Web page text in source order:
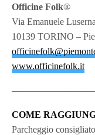
Officine Folk®
Via Emanuele
10139 TORINO –
www.officinefolk.it
COME
Parcheggio